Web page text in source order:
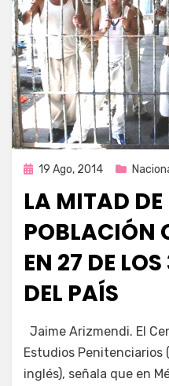
Publicada
19 Ago, 2014
LA MITAD DE
POBLACIÓN
EN 27 DE
DEL PAÍS
por Enrique
Jaime Arizmendi. El
Estudios Penitenciarios
inglés), señala que en